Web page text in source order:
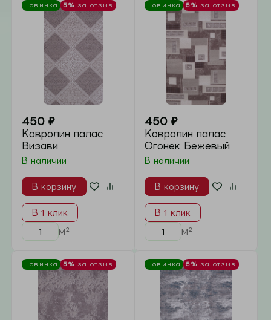
₽
Ковролин палас
В наличии
В корзину
В 1 клик
м²
450 ₽
Ковролин Палас
Дискавери
В наличии
В корзину
В 1 клик
м²